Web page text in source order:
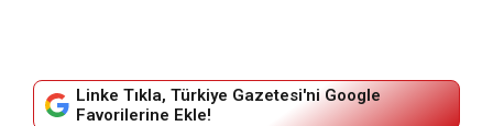
Linke Tıkla, Türkiye Gazetesi'ni Google
Favorilerine Ekle!